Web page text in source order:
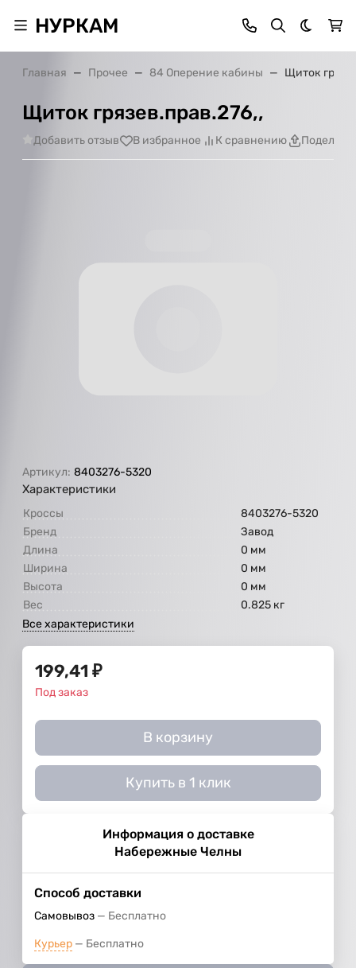
НУРКАМ Темная
Главная Прочее 84 Оперение кабины Щиток
Щиток грязев.прав.276,,
Добавить отзыв В избранное К сравнению
Артикул: 8403276-5320
Характеристики
Кроссы
8403276-5320
Бренд
Завод
Длина
0 мм
Ширина
0 мм
Высота
0 мм
Вес
0.825 кг
Все характеристики
199,41 ₽
Под заказ
В корзину
Купить в 1 клик
Информация о доставке
Набережные Челны
Способ доставки
Самовывоз Бесплатно
Курьер Бесплатно